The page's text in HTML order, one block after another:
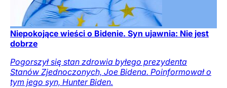
Niepokojące wieści o Bidenie. Syn ujawnia: Nie jest
dobrze
Pogorszył się stan zdrowia byłego prezydenta
Stanów Zjednoczonych, Joe Bidena. Poinformował o
tym jego syn, Hunter Biden.